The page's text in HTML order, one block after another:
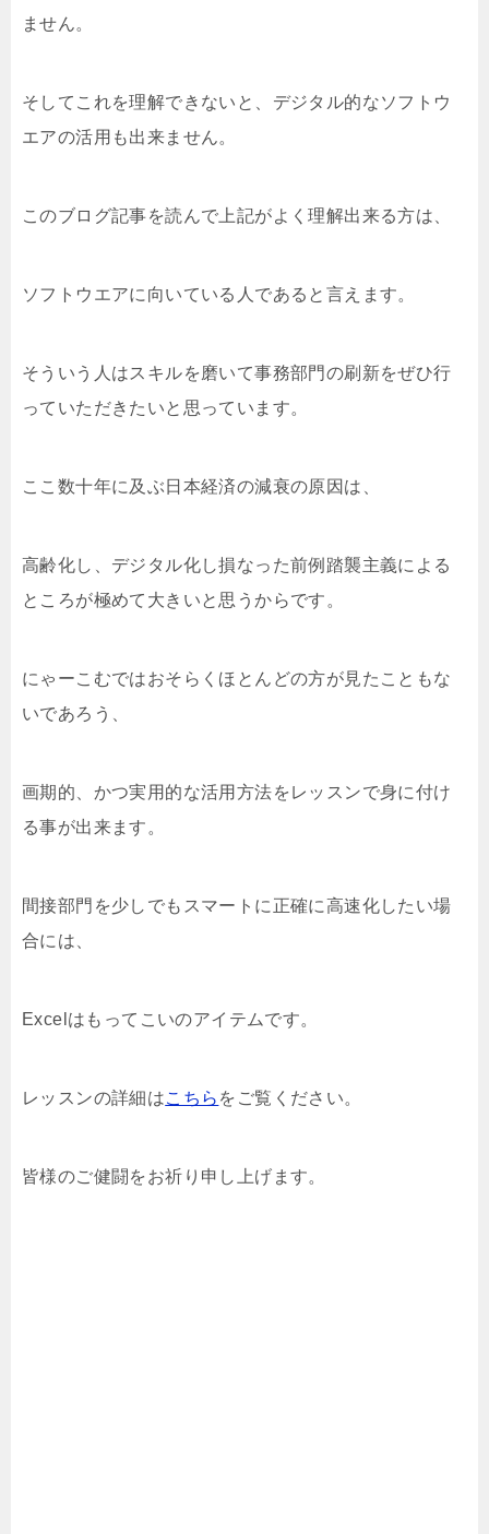
ません。
そしてこれを理解できないと、デジタル的なソフトウ
エアの活用も出来ません。
このブログ記事を読んで上記がよく理解出来る方は、
ソフトウエアに向いている人であると言えます。
そういう人はスキルを磨いて事務部門の刷新をぜひ行
っていただきたいと思っています。
ここ数十年に及ぶ日本経済の減衰の原因は、
高齢化し、デジタル化し損なった前例踏襲主義による
ところが極めて大きいと思うからです。
にゃーこむではおそらくほとんどの方が見たこともな
いであろう、
画期的、かつ実用的な活用方法をレッスンで身に付け
る事が出来ます。
間接部門を少しでもスマートに正確に高速化したい場
合には、
Excelはもってこいのアイテムです。
レッスンの詳細はこちら をご覧ください。
皆様のご健闘をお祈り申し上げます。